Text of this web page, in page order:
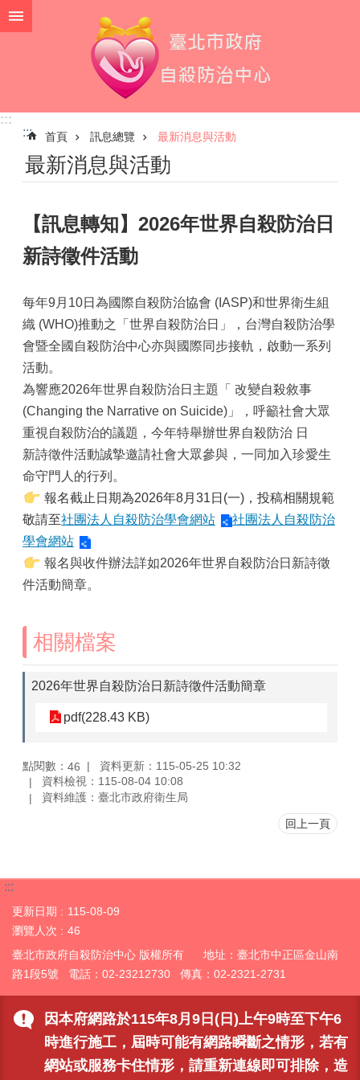
跳到主要內容區塊
:::
因本府網路於115年8月9日(日)上午9時至下午6
時進行施工，屆時可能有網路瞬斷之情形，若有
網站或服務卡住情形，請重新連線即可排除，造
::: 首頁 訊息總覽 最新消息與活動
最新消息與活動
【訊息轉知】2026年世界自殺防治日
新詩徵件活動
每年9月10日為國際自殺防治協會 (IASP)和世界衛生組
織 (WHO)推動之「世界自殺防治日」，台灣自殺防治學
會暨全國自殺防治中心亦與國際同步接軌，啟動一系列
活動。
為響應2026年世界自殺防治日主題「 改變自殺敘事
(Changing the Narrative on Suicide)」，呼籲社會大眾
重視自殺防治的議題，今年特舉辦世界自殺防治 日
新詩徵件活動誠摯邀請社會大眾參與，一同加入珍愛生
命守門人的行列。
報名截止日期為2026年8月31日(一)，投稿相關規範
敬請至社團法人自殺防治學會網站
社團法人自殺防治
學會網站
報名與收件辦法詳如2026年世界自殺防治日新詩徵
件活動簡章。
相關檔案
2026年世界自殺防治日新詩徵件活動簡章
pdf(228.43 KB)
點閱數： 46
資料更新：115-05-25 10:32
資料檢視：115-08-04 10:08
資料維護：臺北市政府衛生局
回上一頁
:::
更新日期
115-08-09
瀏覽人次
46
臺北市政府自殺防治中心 版權所有 地址：臺北市中正區金山南
路1段5號 電話：02-23212730 傳真：02-2321-2731